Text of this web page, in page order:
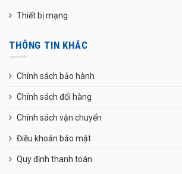
Thiết bị mạng
THÔNG TIN KHÁC
Chính sách bảo hành
Chính sách đổi hàng
Chính sách vận chuyển
Điều khoản bảo mật
Quy định thanh toán